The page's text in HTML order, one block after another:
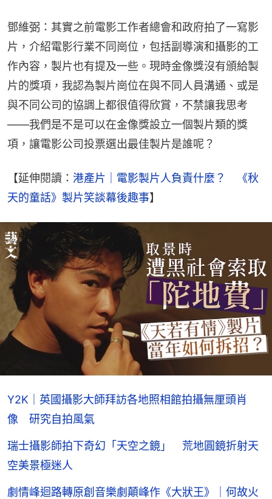
鄧維弼：其實之前電影工作者總會和政府拍了一寫影
片，介紹電影行業不同崗位，包括副導演和攝影的工
作內容，製片也有提及一些。現時金像獎沒有頒給製
片的獎項，我認為製片崗位在與不同人員溝通、或是
與不同公司的協調上都很值得欣賞，不禁讓我思考
——我們是不是可以在金像獎設立一個製片類的獎
項，讓電影公司投票選出最佳製片是誰呢？
【延伸閱讀： 港產片｜電影製片人負責什麼？　《秋
天的童話》製片笑談幕後趣事】
Y2K｜英國攝影大師拜訪各地照相館拍攝無厘頭肖
像 研究自拍風氣
瑞士攝影師拍下奇幻「天空之鏡」 荒地圓鏡折射天
空美景極迷人
劇情峰迴路轉原創音樂劇顛峰作《大狀王》｜何故火